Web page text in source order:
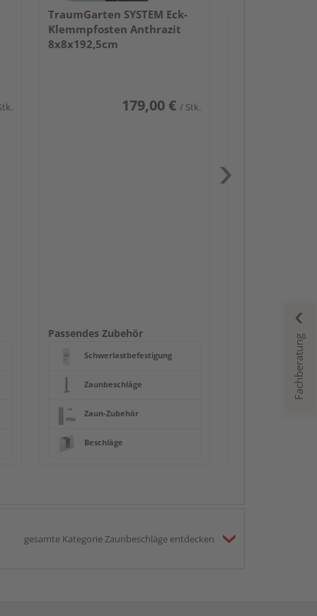
TraumGarten SYSTEM Eck-
Klemmpfosten Anthrazit
8x8x192,5cm
179,00 € / Stk.
Passendes Zubehör
Schwerlastbefestigung
Zaunbeschläge
Zaun-Zubehör
Beschläge
gesamte Kategorie Zaunbeschläge entdecken
Fachberatung